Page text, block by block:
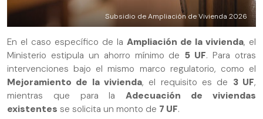
Subsidio de Ampliación de Vivienda 2026
En el caso específico de la Ampliación de la vivienda, el
Ministerio estipula un ahorro mínimo de 5 UF. Para otras
intervenciones bajo el mismo marco regulatorio, como el
Mejoramiento de la vivienda, el requisito es de 3 UF,
mientras que para laAdecuación de viviendas
existentes se solicita un monto de 7 UF.